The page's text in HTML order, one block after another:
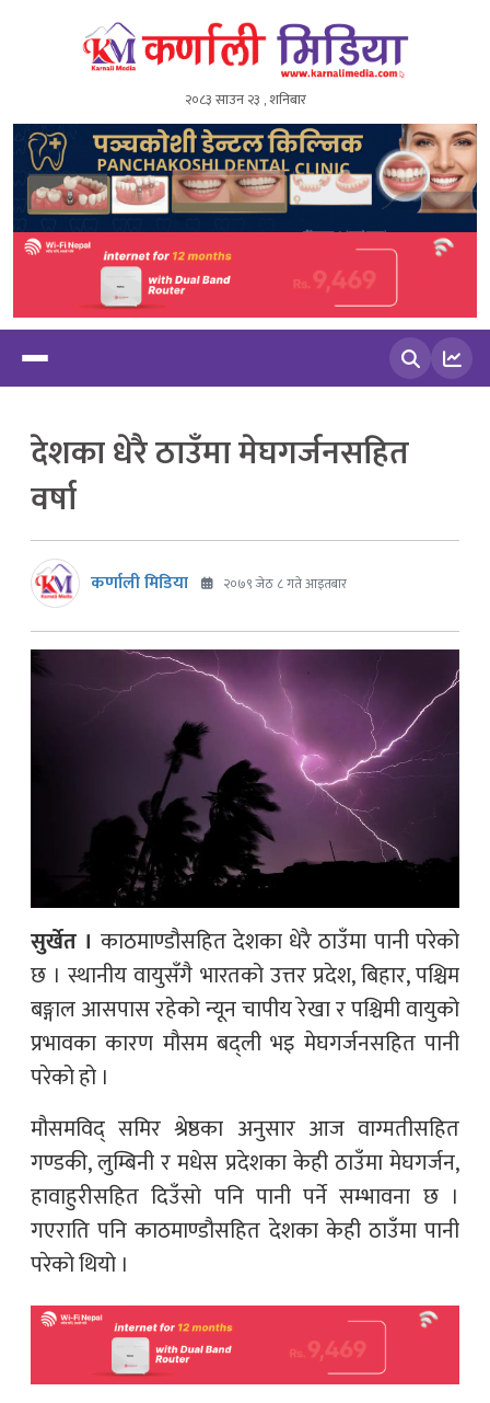
२०८३ साउन २३ , शनिबार
देशका धेरै ठाउँमा मेघगर्जनसहित
वर्षा
कर्णाली मिडिया २०७९ जेठ ८ गते आइतबार
सुर्खेत । काठमाण्डौसहित देशका धेरै ठाउँमा पानी परेको
छ । स्थानीय वायुसँगै भारतको उत्तर प्रदेश, बिहार, पश्चिम
बङ्गाल आसपास रहेको न्यून चापीय रेखा र पश्चिमी वायुको
प्रभावका कारण मौसम बद्ली भइ मेघगर्जनसहित पानी
परेको हो ।
मौसमविद् समिर श्रेष्ठका अनुसार आज वाग्मतीसहित
गण्डकी, लुम्बिनी र मधेस प्रदेशका केही ठाउँमा मेघगर्जन,
हावाहुरीसहित दिउँसो पनि पानी पर्ने सम्भावना छ ।
गएराति पनि काठमाण्डौसहित देशका केही ठाउँमा पानी
परेको थियो ।